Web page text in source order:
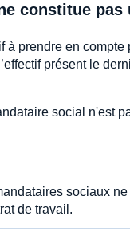
constitue pas
à prendre en compte
présent le
social n'est
sociaux
de travail.